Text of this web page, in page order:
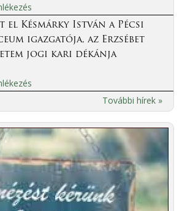
el Késmárky István a Pécsi
igazgatója, az Erzsébet
jogi kari dékánja
További hírek »